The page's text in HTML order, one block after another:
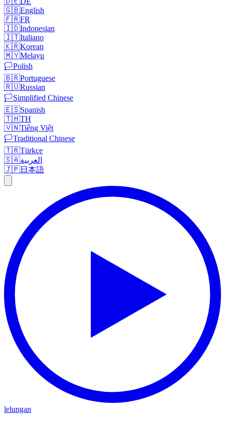
🇬🇧English
🇫🇷FR
🇮🇩Indonesian
🇮🇹Italiano
🇰🇷Korean
🇲🇾Melayu
🏳️Polish
🇧🇷Portuguese
🇷🇺Russian
🏳️Simplified Chinese
🇪🇸Spanish
🇹🇭TH
🇻🇳Tiếng Việt
🏳️Traditional Chinese
🇹🇷Türkçe
🇸🇦العربية
🇯🇵日本語
lelungan